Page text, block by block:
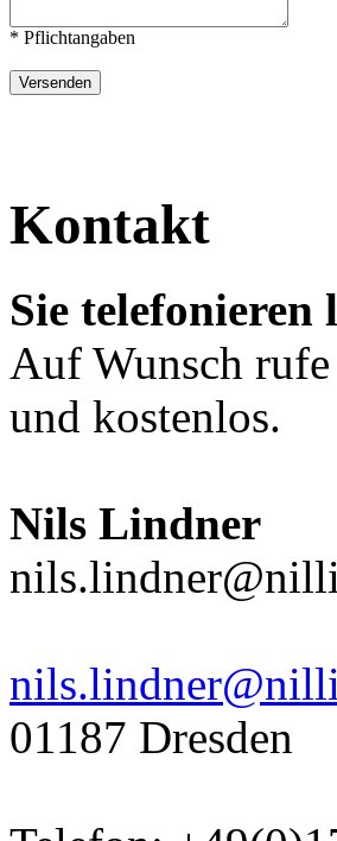
* Pflichtangaben
Kontakt
Sie telefonieren
Auf Wunsch
und kostenlos.
Nils Lindner
01187 Dresden